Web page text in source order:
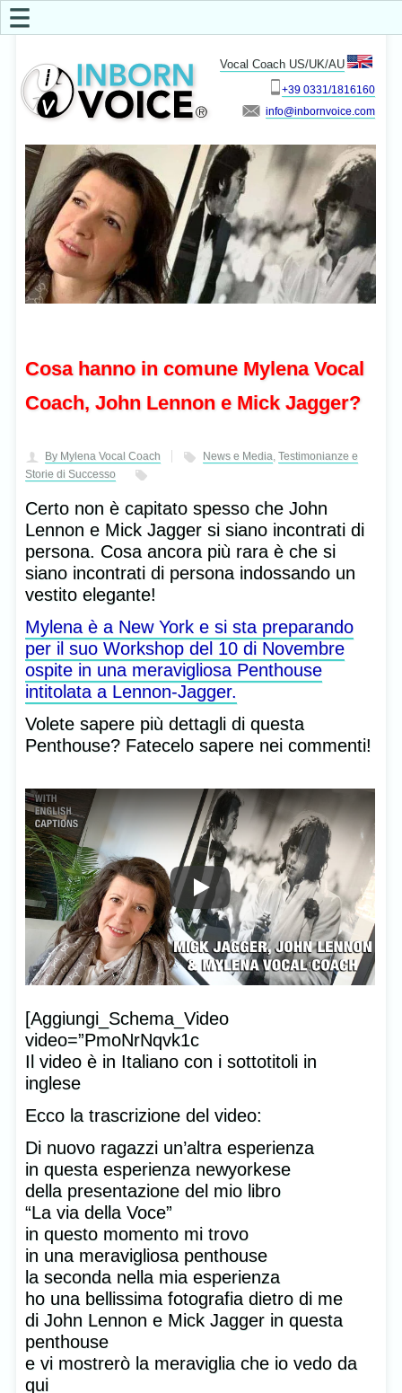
Vocal Coach US/UK/AU
+39 0331/1816160
info
☰
Cosa hanno in comune Mylena Vocal
Coach, John Lennon e Mick Jagger?
By Mylena Vocal Coach News e Media, Testimonianze e
Storie di Successo
Certo non è capitato spesso che John
Lennon e Mick Jagger si siano incontrati di
persona. Cosa ancora più rara è che si
siano incontrati di persona indossando un
vestito elegante!
Mylena è a New York e si sta preparando
per il suo Workshop del 10 di Novembre
ospite in una meravigliosa Penthouse
intitolata a Lennon-Jagger.
Volete sapere più dettagli di questa
Penthouse? Fatecelo sapere nei commenti!
[Aggiungi_Schema_Video
video=”PmoNrNqvk1c
Il video è in Italiano con i sottotitoli in
inglese
Ecco la trascrizione del video:
Di nuovo ragazzi un’altra esperienza
in questa esperienza newyorkese
della presentazione del mio libro
“La via della Voce”
in questo momento mi trovo
in una meravigliosa penthouse
la seconda nella mia esperienza
ho una bellissima fotografia dietro di me
di John Lennon e Mick Jagger in questa
penthouse
e vi mostrerò la meraviglia che io vedo da
qui